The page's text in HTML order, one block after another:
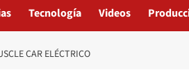
Tecnología Videos
CAR ELÉCTRICO